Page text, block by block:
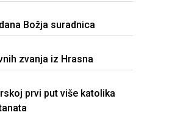
Božja suradnica
zvanja iz Hrasna
prvi put više katolika